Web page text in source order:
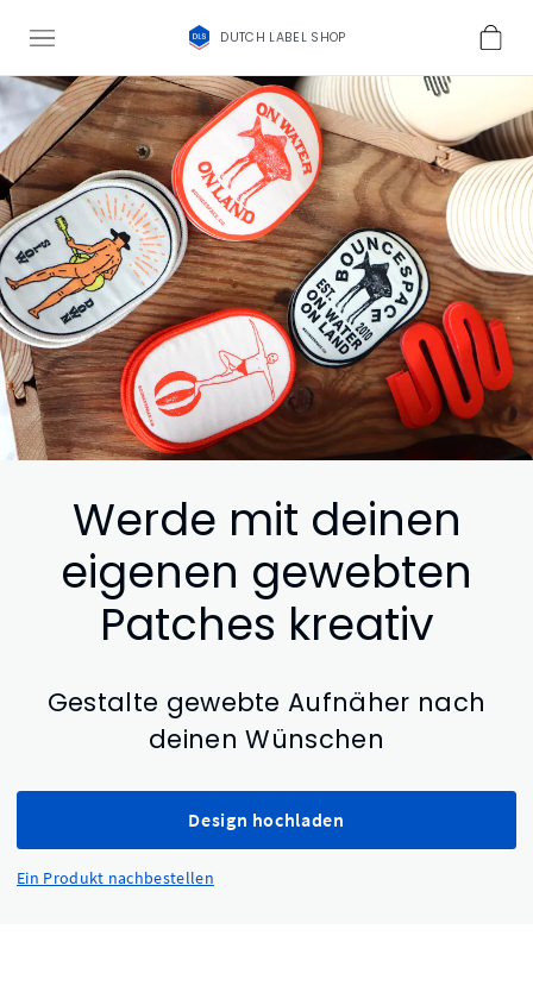
DUTCH LABEL SHOP
Werde mit deinen
eigenen gewebten
Patches kreativ
Gestalte gewebte Aufnäher nach
deinen Wünschen
Design hochladen
Ein Produkt nachbestellen